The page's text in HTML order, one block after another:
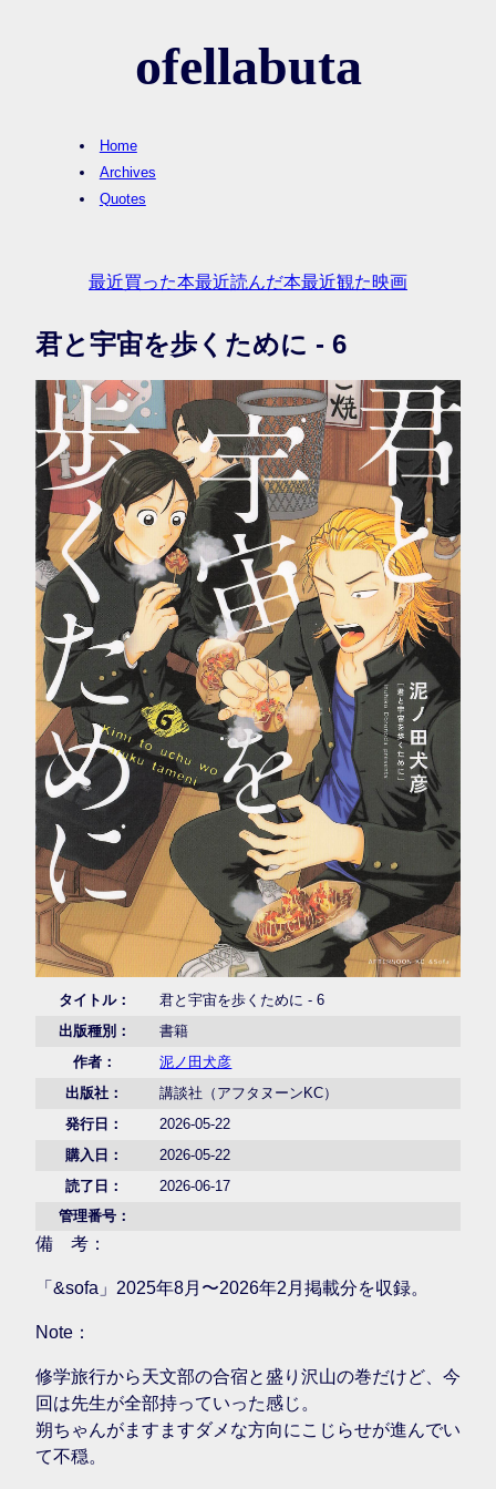
ofellabuta
Home
Archives
Quotes
最近買った本最近読んだ本最近観た映画
君と宇宙を歩くために - 6
タイトル：
君と宇宙を歩くために - 6
出版種別：
書籍
作者：
泥ノ田犬彦
出版社：
講談社（アフタヌーンKC）
発行日：
2026-05-22
購入日：
2026-05-22
読了日：
2026-06-17
管理番号：
備 考：
「&sofa」2025年8月〜2026年2月掲載分を収録。
Note：
修学旅行から天文部の合宿と盛り沢山の巻だけど、今
回は先生が全部持っていった感じ。
朔ちゃんがますますダメな方向にこじらせが進んでい
て不穏。